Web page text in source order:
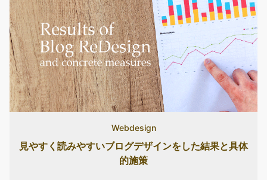
Webdesign
見やすく読みやすいブログデザインをした結果と具体
的施策